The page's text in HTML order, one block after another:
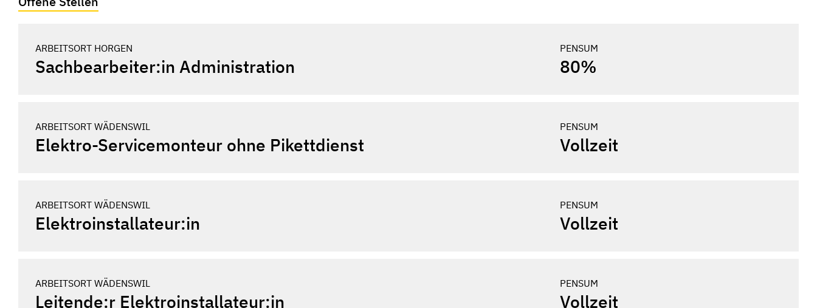
ARBEITSORT HORGEN
Sachbearbeiter:in Administration
PENSUM
80%
ARBEITSORT WÄDENSWIL
Elektro-Servicemonteur ohne Pikettdienst
PENSUM
Vollzeit
ARBEITSORT WÄDENSWIL
Elektroinstallateur:in
PENSUM
Vollzeit
ARBEITSORT WÄDENSWIL
Leitende:r Elektroinstallateur:in
PENSUM
Vollzeit